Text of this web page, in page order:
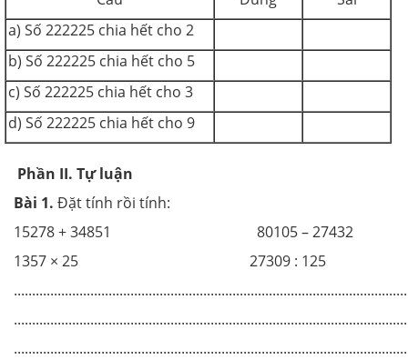
a) Số 222225 chia hết cho 2
b) Số 222225 chia hết cho 5
c) Số 222225 chia hết cho 3
d) Số 222225 chia hết cho 9
Phần II. Tự luận
Bài 1. Đặt tính rồi tính:
15278 + 34851 80105 – 27432
1357 × 25 27309 : 125